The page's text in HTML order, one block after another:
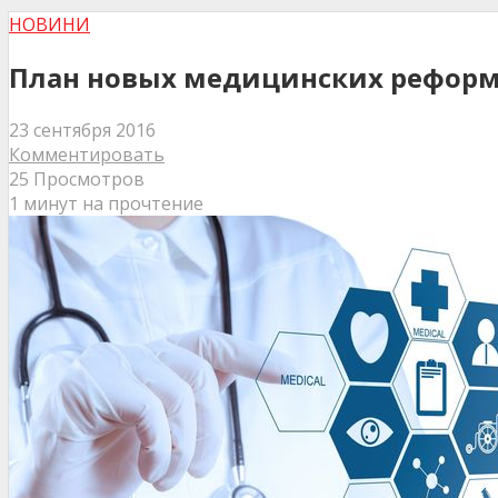
НОВИНИ
План новых медицинских
23 сентября 2016
Комментировать
25 Просмотров
1 минут на прочтение